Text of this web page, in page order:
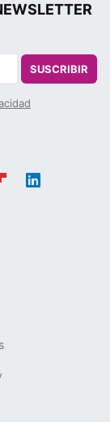
SUSCRIBIR